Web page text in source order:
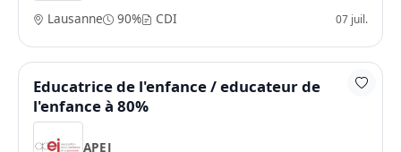
Lausanne 90% CDI 07 juil.
Educatrice de l'enfance / educateur de
l'enfance à 80%
APEJ